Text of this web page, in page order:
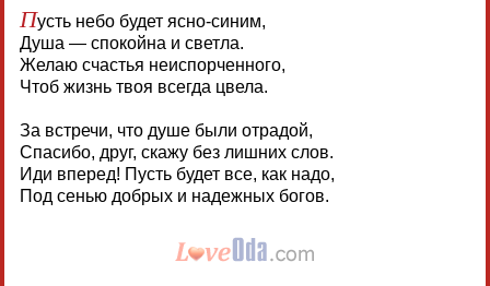
Пусть небо будет ясно-синим,
Душа — спокойна и светла.
Желаю счастья неиспорченного,
Чтоб жизнь твоя всегда цвела.
За встречи, что душе были отрадой,
Спасибо, друг, скажу без лишних слов.
Иди вперед! Пусть будет все, как надо,
Под сенью добрых и надежных богов.